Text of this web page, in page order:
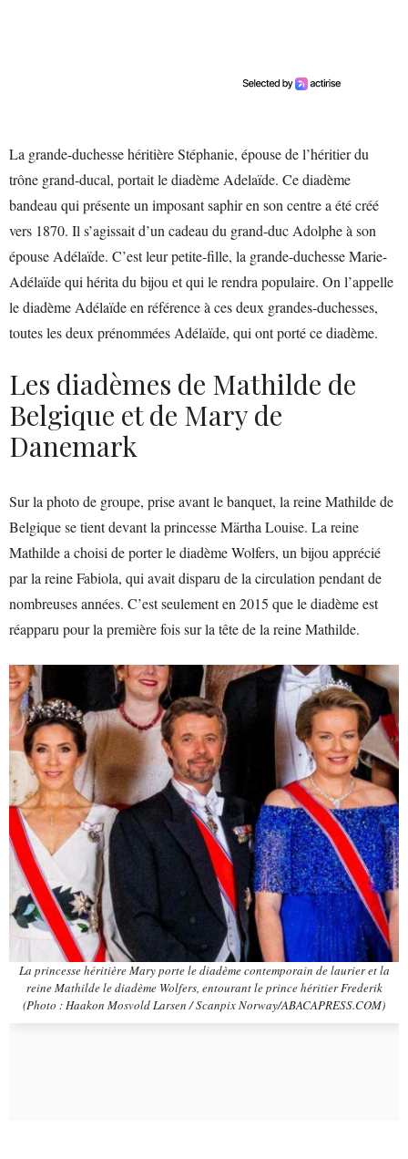
La grande-duchesse héritière Stéphanie, épouse de l’héritier du
trône grand-ducal, portait le diadème Adelaïde. Ce diadème
bandeau qui présente un imposant saphir en son centre a été créé
vers 1870. Il s’agissait d’un cadeau du grand-duc Adolphe à son
épouse Adélaïde. C’est leur petite-fille, la grande-duchesse Marie-
Adélaïde qui hérita du bijou et qui le rendra populaire. On l’appelle
le diadème Adélaïde en référence à ces deux grandes-duchesses,
toutes les deux prénommées Adélaïde, qui ont porté ce diadème.
Les diadèmes de Mathilde de
Belgique et de Mary de
Danemark
Sur la photo de groupe, prise avant le banquet, la reine Mathilde de
Belgique se tient devant la princesse Märtha Louise. La reine
Mathilde a choisi de porter le diadème Wolfers, un bijou apprécié
par la reine Fabiola, qui avait disparu de la circulation pendant de
nombreuses années. C’est seulement en 2015 que le diadème est
réapparu pour la première fois sur la tête de la reine Mathilde.
La princesse héritière Mary porte le diadème contemporain de laurier et la
reine Mathilde le diadème Wolfers, entourant le prince héritier Frederik
(Photo : Haakon Mosvold Larsen / Scanpix Norway/ABACAPRESS.COM)